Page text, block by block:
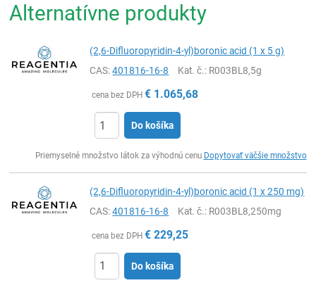
Alternatívne produkty
(2,6-Difluoropyridin-4-yl)boronic acid (1 x 5 g)
CAS:401816-16-8 Kat. č.: R003BL8,5g
cena bez DPH € 1.065,68
Do košíka
Priemyselné množstvo látok za výhodnú cenu Dopytovať väčšie množstvo
(2,6-Difluoropyridin-4-yl)boronic acid (1 x 250 mg)
CAS:401816-16-8 Kat. č.: R003BL8,250mg
cena bez DPH € 229,25
Do košíka